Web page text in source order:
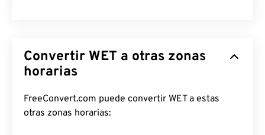
Convertir WET a otras zonas
horarias
FreeConvert.com puede convertir WET a estas
otras zonas horarias: